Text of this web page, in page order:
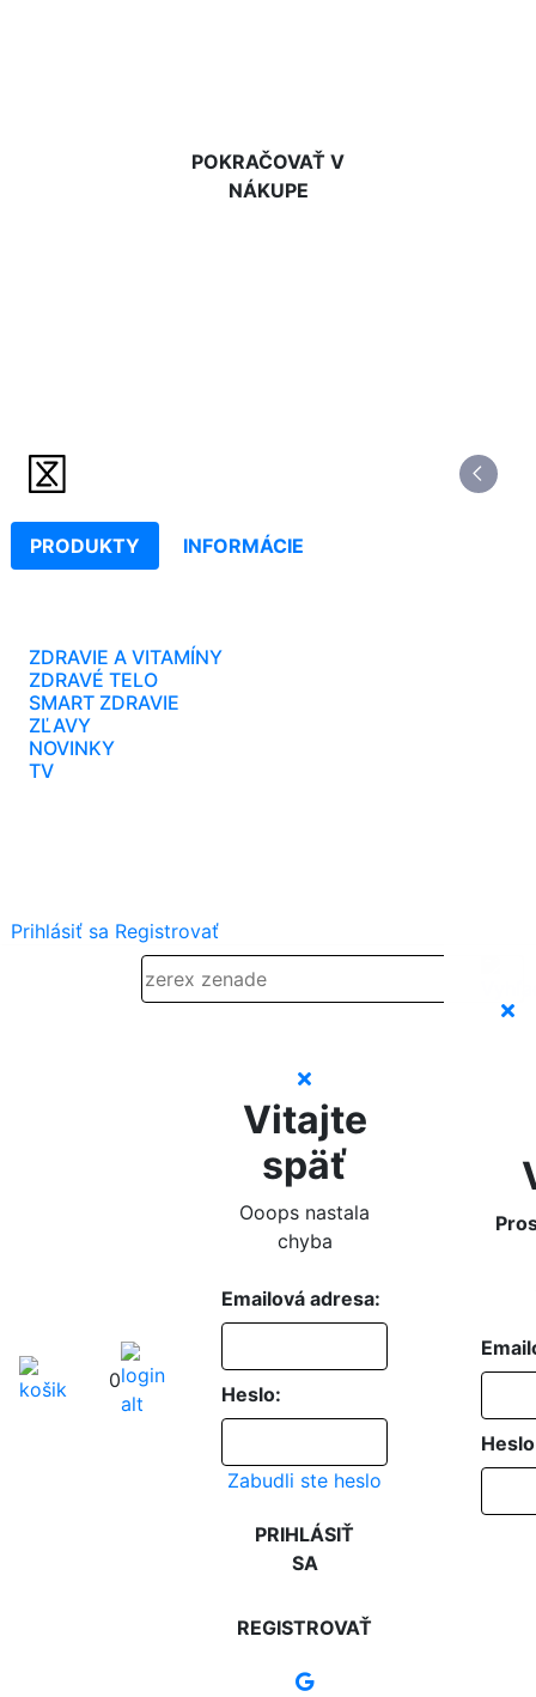
POKRAČOVAŤ V
NÁKUPE
PRODUKTY INFORMÁCIE
ZDRAVIE A VITAMÍNY
ZDRAVÉ TELO
SMART ZDRAVIE
ZĽAVY
NOVINKY
TV
Prihlásiť sa Registrovať
0
Vitajte
späť
Ooops nastala
chyba
Emailová adresa:
Heslo:
Zabudli ste heslo
PRIHLÁSIŤ
SA
REGISTROVAŤ